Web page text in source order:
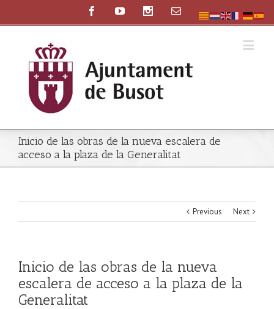
Inicio de las obras de la nueva escalera de
acceso a la plaza de la Generalitat
Previous Next
Inicio de las obras de la nueva
escalera de acceso a la plaza de la
Generalitat